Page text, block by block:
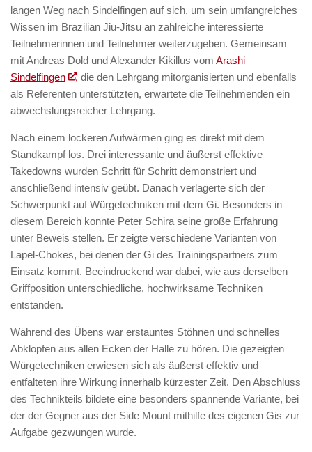
langen Weg nach Sindelfingen auf sich, um sein umfangreiches
Wissen im Brazilian Jiu-Jitsu an zahlreiche interessierte
Teilnehmerinnen und Teilnehmer weiterzugeben. Gemeinsam
mit Andreas Dold und Alexander Kikillus vom Arashi
Sindelfingen
, die den Lehrgang mitorganisierten und ebenfalls
als Referenten unterstützten, erwartete die Teilnehmenden ein
abwechslungsreicher Lehrgang.
Nach einem lockeren Aufwärmen ging es direkt mit dem
Standkampf los. Drei interessante und äußerst effektive
Takedowns wurden Schritt für Schritt demonstriert und
anschließend intensiv geübt. Danach verlagerte sich der
Schwerpunkt auf Würgetechniken mit dem Gi. Besonders in
diesem Bereich konnte Peter Schira seine große Erfahrung
unter Beweis stellen. Er zeigte verschiedene Varianten von
Lapel-Chokes, bei denen der Gi des Trainingspartners zum
Einsatz kommt. Beeindruckend war dabei, wie aus derselben
Griffposition unterschiedliche, hochwirksame Techniken
entstanden.
Während des Übens war erstauntes Stöhnen und schnelles
Abklopfen aus allen Ecken der Halle zu hören. Die gezeigten
Würgetechniken erwiesen sich als äußerst effektiv und
entfalteten ihre Wirkung innerhalb kürzester Zeit. Den Abschluss
des Technikteils bildete eine besonders spannende Variante, bei
der der Gegner aus der Side Mount mithilfe des eigenen Gis zur
Aufgabe gezwungen wurde.